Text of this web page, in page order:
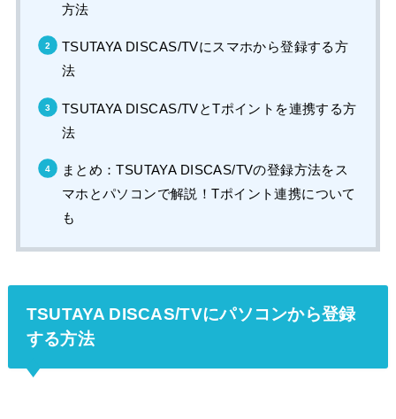
方法
TSUTAYA DISCAS/TVにスマホから登録する方
法
TSUTAYA DISCAS/TVとTポイントを連携する方
法
まとめ：TSUTAYA DISCAS/TVの登録方法をス
マホとパソコンで解説！Tポイント連携について
も
TSUTAYA DISCAS/TVにパソコンから登録
する方法